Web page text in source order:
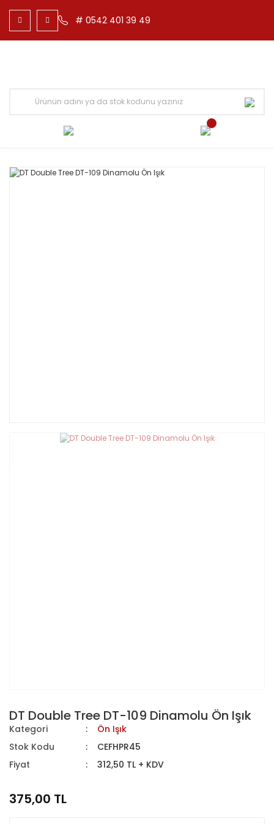
# 0542 401 39 49
DT Double Tree DT-109 Dinamolu Ön Işık
Kategori
Ön Işık
Stok Kodu
CEFHPR45
Fiyat
312,50 TL + KDV
375,00 TL